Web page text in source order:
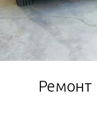
Ремонт